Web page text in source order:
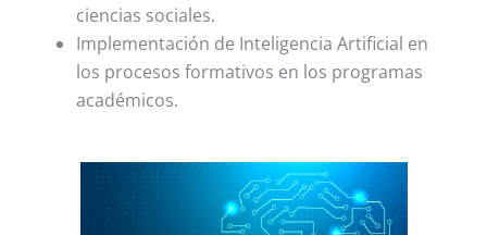
ciencias sociales.
Implementación de Inteligencia Artificial en
los procesos formativos en los programas
académicos.